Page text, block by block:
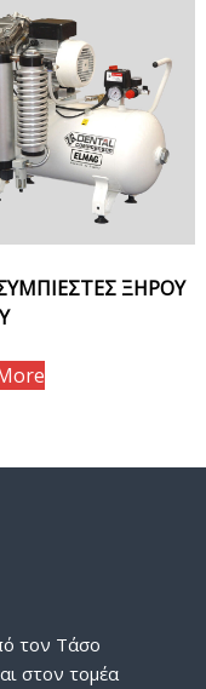
ΞΗΡΟΥ
τον Τάσο
στον τομέα